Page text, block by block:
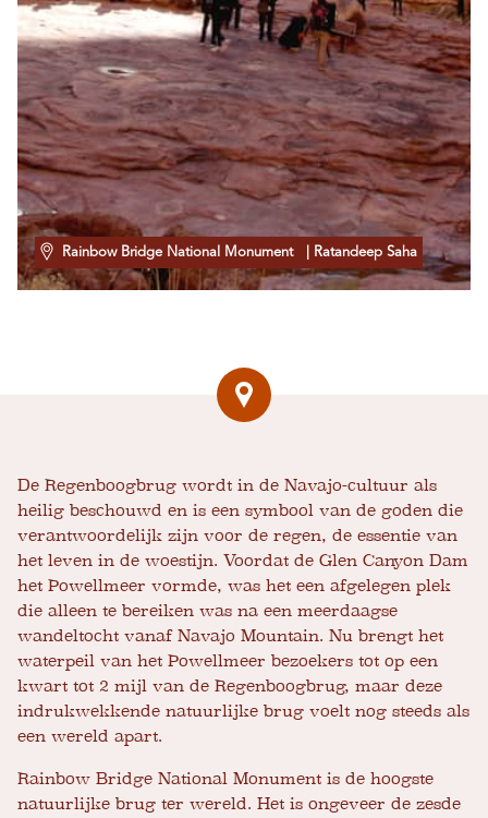
Rainbow Bridge National Monument | Ratandeep Saha
De Regenboogbrug wordt in de Navajo-cultuur als
heilig beschouwd en is een symbool van de goden die
verantwoordelijk zijn voor de regen, de essentie van
het leven in de woestijn. Voordat de Glen Canyon Dam
het Powellmeer vormde, was het een afgelegen plek
die alleen te bereiken was na een meerdaagse
wandeltocht vanaf Navajo Mountain. Nu brengt het
waterpeil van het Powellmeer bezoekers tot op een
kwart tot 2 mijl van de Regenboogbrug, maar deze
indrukwekkende natuurlijke brug voelt nog steeds als
een wereld apart.
Rainbow Bridge National Monument is de hoogste
natuurlijke brug ter wereld. Het is ongeveer de zesde